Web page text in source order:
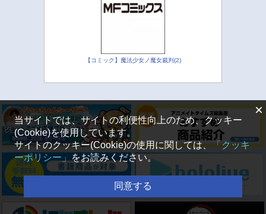
【コミック】魔法少女ノ魔女裁判(2)
×
当サイトでは、サイトの利便性向上のため、クッキー
(Cookie)を使用しています。
サイトのクッキー(Cookie)の使用に関しては、「クッキ
ーポリシー」
をお読みください。
同意する